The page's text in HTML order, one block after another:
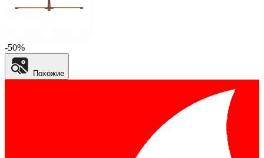
-50%
Похожие